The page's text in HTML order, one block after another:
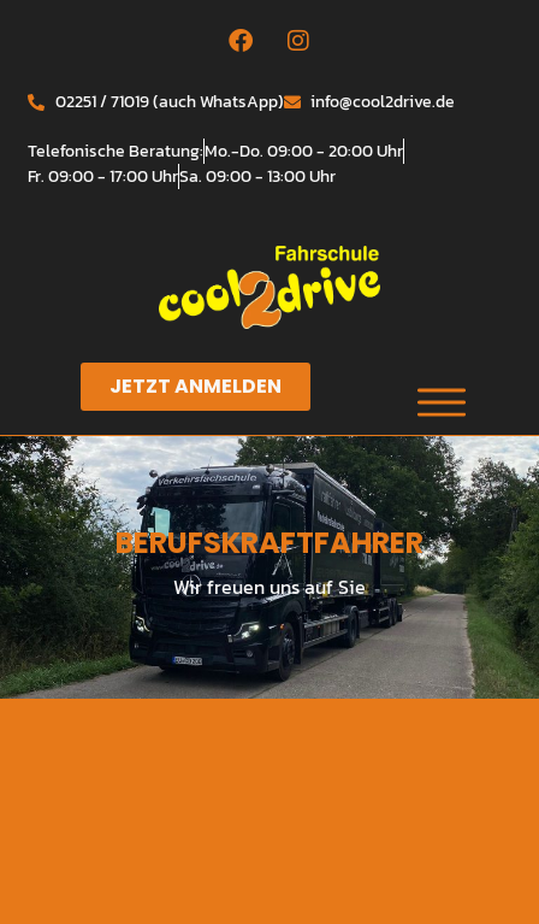
Telefonische Beratung:Mo.-Do. 09:00 - 20:00 Uhr
Fr. 09:00 - 17:00 UhrSa. 09:00 - 13:00 Uhr
02251 / 71019 (auch WhatsApp) info@cool2drive.de
JETZT ANMELDEN
BERUFSKRAFTFAHRER